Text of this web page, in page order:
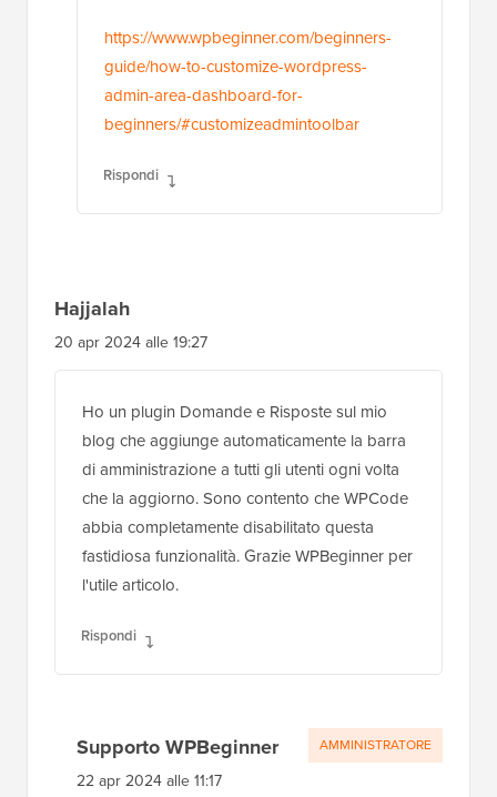
https://www.wpbeginner.com/beginners-
guide/how-to-customize-wordpress-
admin-area-dashboard-for-
beginners/#customizeadmintoolbar
Rispondi
Hajjalah
20 apr 2024 alle 19:27
Ho un plugin Domande e Risposte sul mio
blog che aggiunge automaticamente la barra
di amministrazione a tutti gli utenti ogni volta
che la aggiorno. Sono contento che WPCode
abbia completamente disabilitato questa
fastidiosa funzionalità. Grazie WPBeginner per
l'utile articolo.
Rispondi
Supporto WPBeginner
22 apr 2024 alle 11:17
AMMINISTRATORE